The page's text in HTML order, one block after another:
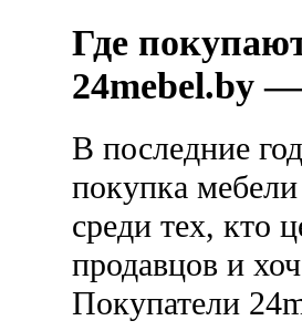
Где
24mebel.by
В последние
покупка
среди тех, кто
продавцов и
Покупатели